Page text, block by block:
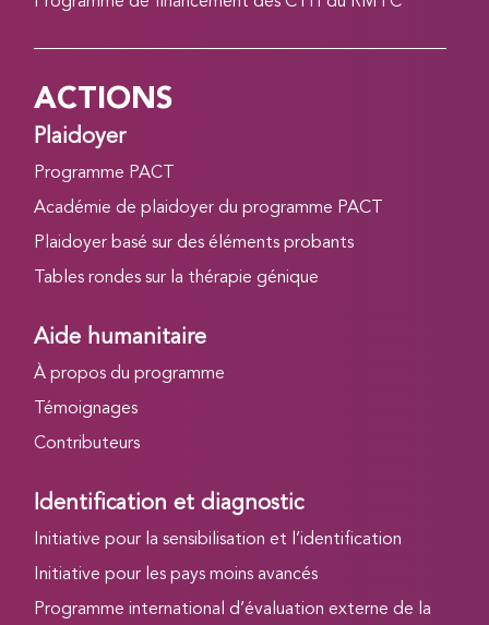
ACTIONS
Plaidoyer
Programme PACT
Académie de plaidoyer du programme PACT
Plaidoyer basé sur des éléments probants
Tables rondes sur la thérapie génique
Aide humanitaire
À propos du programme
Témoignages
Contributeurs
Identification et diagnostic
Initiative pour la sensibilisation et l’identification
Initiative pour les pays moins avancés
Programme international d’évaluation externe de la